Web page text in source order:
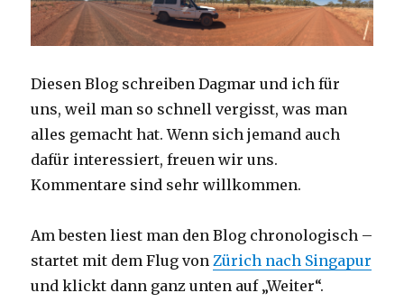
Diesen Blog schreiben Dagmar und ich für
uns, weil man so schnell vergisst, was man
alles gemacht hat. Wenn sich jemand auch
dafür interessiert, freuen wir uns.
Kommentare sind sehr willkommen.
Am besten liest man den Blog chronologisch –
startet mit dem Flug vonZürich nach Singapur
und klickt dann ganz unten auf „Weiter“.